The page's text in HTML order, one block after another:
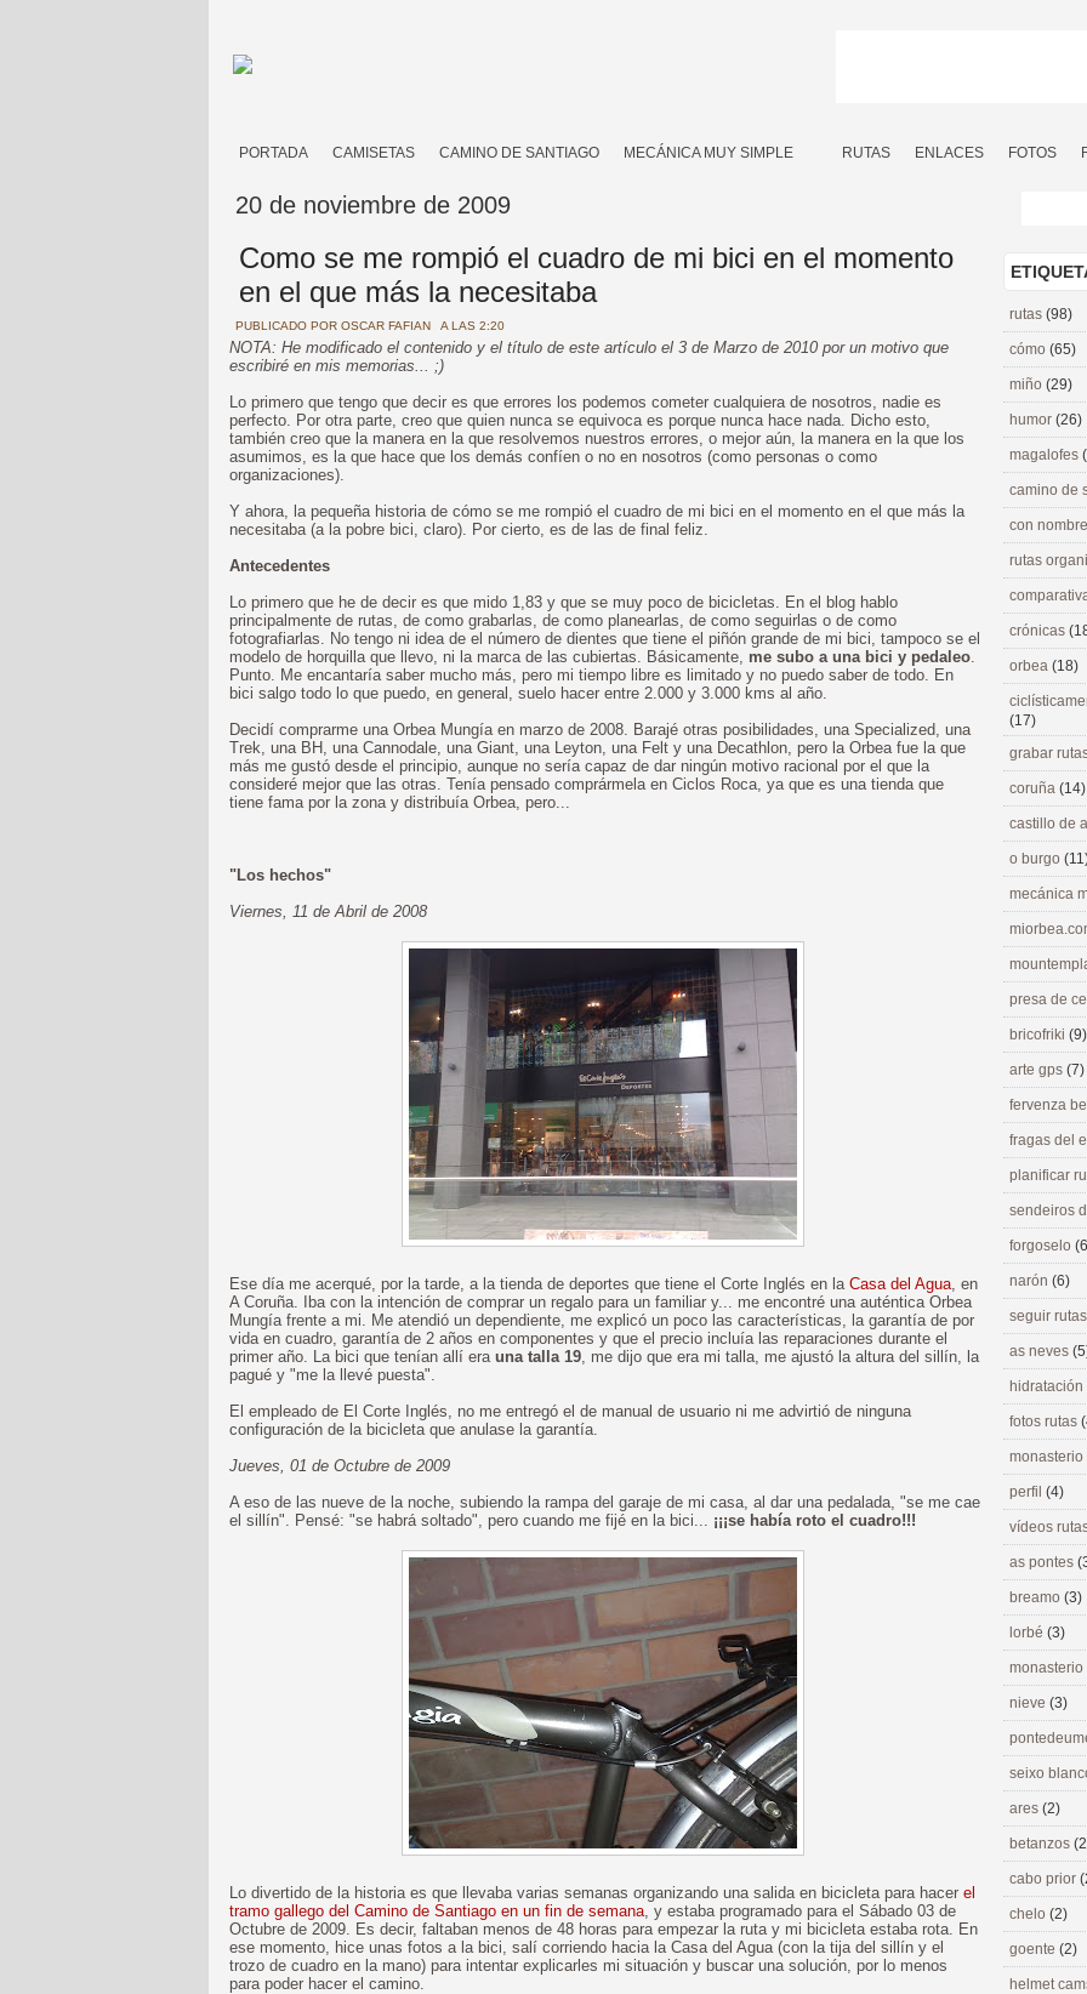
PORTADA CAMISETAS CAMINO DE SANTIAGO MECÁNICA MUY SIMPLE RUTAS ENLACES FOTOS
20 de noviembre de 2009
Como se me rompió el cuadro de mi bici en el momento
en el que más la necesitaba
PUBLICADO POR OSCAR FAFIAN A LAS 2:20
NOTA: He modificado el contenido y el título de este artículo el 3 de Marzo de 2010 por un motivo que
escribiré en mis memorias... ;)
Lo primero que tengo que decir es que errores los podemos cometer cualquiera de nosotros, nadie es
perfecto. Por otra parte, creo que quien nunca se equivoca es porque nunca hace nada. Dicho esto,
también creo que la manera en la que resolvemos nuestros errores, o mejor aún, la manera en la que los
asumimos, es la que hace que los demás confíen o no en nosotros (como personas o como
organizaciones).
Y ahora, la pequeña historia de cómo se me rompió el cuadro de mi bici en el momento en el que más la
necesitaba (a la pobre bici, claro). Por cierto, es de las de final feliz.
Antecedentes
Lo primero que he de decir es que mido 1,83 y que se muy poco de bicicletas. En el blog hablo
principalmente de rutas, de como grabarlas, de como planearlas, de como seguirlas o de como
fotografiarlas. No tengo ni idea de el número de dientes que tiene el piñón grande de mi bici, tampoco se el
modelo de horquilla que llevo, ni la marca de las cubiertas. Básicamente, me subo a una bici y pedaleo.
Punto. Me encantaría saber mucho más, pero mi tiempo libre es limitado y no puedo saber de todo. En
bici salgo todo lo que puedo, en general, suelo hacer entre 2.000 y 3.000 kms al año.
Decidí comprarme una Orbea Mungía en marzo de 2008. Barajé otras posibilidades, una Specialized, una
Trek, una BH, una Cannodale, una Giant, una Leyton, una Felt y una Decathlon, pero la Orbea fue la que
más me gustó desde el principio, aunque no sería capaz de dar ningún motivo racional por el que la
consideré mejor que las otras. Tenía pensado comprármela en Ciclos Roca, ya que es una tienda que
tiene fama por la zona y distribuía Orbea, pero...
"Los hechos"
Viernes, 11 de Abril de 2008
Ese día me acerqué, por la tarde, a la tienda de deportes que tiene el Corte Inglés en la Casa del Agua, en
A Coruña. Iba con la intención de comprar un regalo para un familiar y... me encontré una auténtica Orbea
Mungía frente a mi. Me atendió un dependiente, me explicó un poco las características, la garantía de por
vida en cuadro, garantía de 2 años en componentes y que el precio incluía las reparaciones durante el
primer año. La bici que tenían allí era una talla 19, me dijo que era mi talla, me ajustó la altura del sillín, la
pagué y "me la llevé puesta".
El empleado de El Corte Inglés, no me entregó el de manual de usuario ni me advirtió de ninguna
configuración de la bicicleta que anulase la garantía.
Jueves, 01 de Octubre de 2009
A eso de las nueve de la noche, subiendo la rampa del garaje de mi casa, al dar una pedalada, "se me cae
el sillín". Pensé: "se habrá soltado", pero cuando me fijé en la bici... ¡¡¡se había roto el cuadro!!!
Lo divertido de la historia es que llevaba varias semanas organizando una salida en bicicleta para hacer el
tramo gallego del Camino de Santiago en un fin de semana, y estaba programado para el Sábado 03 de
Octubre de 2009. Es decir, faltaban menos de 48 horas para empezar la ruta y mi bicicleta estaba rota. En
ese momento, hice unas fotos a la bici, salí corriendo hacia la Casa del Agua (con la tija del sillín y el
trozo de cuadro en la mano) para intentar explicarles mi situación y buscar una solución, por lo menos
para poder hacer el camino.
rutas (98)
cómo (65)
miño (29)
humor (26)
magalofes
camino de
con
rutas
crónicas
orbea (18)
(17)
grabar
coruña (14)
castillo de
o burgo
mecánica
presa de
bricofriki (9)
arte gps (7)
fervenza
fragas del
planificar
sendeiros
forgoselo
narón (6)
seguir
as neves
hidratación
fotos rutas
perfil (4)
vídeos
as pontes
breamo (3)
lorbé (3)
nieve (3)
seixo
ares (2)
betanzos
cabo prior
chelo (2)
goente (2)
helmet